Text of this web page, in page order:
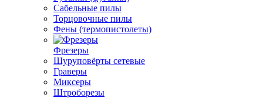
Сабельные пилы
Торцовочные пилы
Фены (термопистолеты)
Фрезеры
Шуруповёрты сетевые
Граверы
Миксеры
Штроборезы